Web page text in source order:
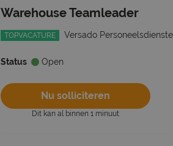
Warehouse Teamleader
TOPVACATURE Versado
Status Open
Nu solliciteren
Dit kan al binnen 1 minuut